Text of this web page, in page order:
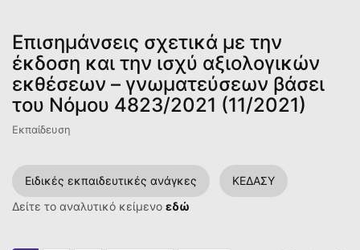
Επισημάνσεις σχετικά με την
έκδοση και την ισχύ αξιολογικών
εκθέσεων – γνωματεύσεων βάσει
του Νόμου 4823/2021 (11/2021)
Εκπαίδευση
Ειδικές εκπαιδευτικές ανάγκες
ΚΕΔΑΣΥ
Δείτε το αναλυτικό κείμενο εδώ